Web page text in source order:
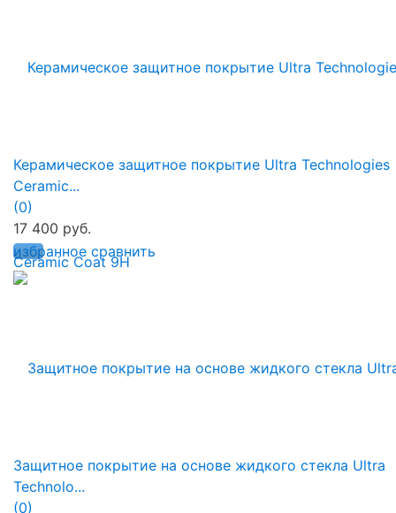
избранное сравнить
Керамическое защитное покрытие Ultra Technologies
Ceramic...
(0)
17 400 руб.
Защитное покрытие на основе жидкого стекла Ultra
Technolo...
(0)